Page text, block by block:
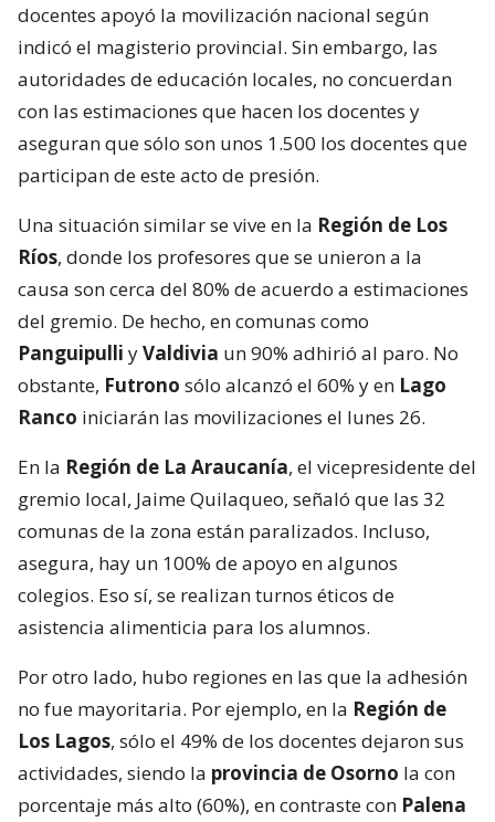
docentes apoyó la movilización nacional según
indicó el magisterio provincial. Sin embargo, las
autoridades de educación locales, no concuerdan
con las estimaciones que hacen los docentes y
aseguran que sólo son unos 1.500 los docentes que
participan de este acto de presión.
Una situación similar se vive en la Región de Los
Ríos, donde los profesores que se unieron a la
causa son cerca del 80% de acuerdo a estimaciones
del gremio. De hecho, en comunas como
Panguipulli yValdivia un 90% adhirió al paro. No
obstante, Futrono sólo alcanzó el 60% y en Lago
Ranco iniciarán las movilizaciones el lunes 26.
En la Región de La Araucanía, el vicepresidente del
gremio local, Jaime Quilaqueo, señaló que las 32
comunas de la zona están paralizados. Incluso,
asegura, hay un 100% de apoyo en algunos
colegios. Eso sí, se realizan turnos éticos de
asistencia alimenticia para los alumnos.
Por otro lado, hubo regiones en las que la adhesión
no fue mayoritaria. Por ejemplo, en la Región de
Los Lagos, sólo el 49% de los docentes dejaron sus
actividades, siendo la provincia de Osorno la con
porcentaje más alto (60%), en contraste con Palena